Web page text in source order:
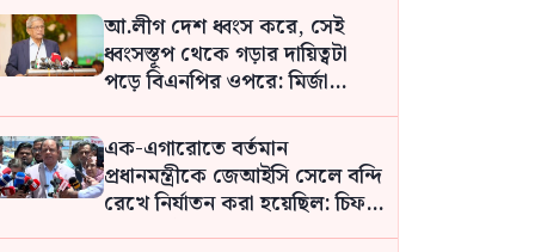
আ.লীগ দেশ ধ্বংস করে, সেই
ধ্বংসস্তূপ থেকে গড়ার দায়িত্বটা
পড়ে বিএনপির ওপরে: মির্জা
ফখরুল
এক-এগারোতে বর্তমান
প্রধানমন্ত্রীকে জেআইসি সেলে বন্দি
রেখে নির্যাতন করা হয়েছিল: চিফ
প্রসিকিউটর